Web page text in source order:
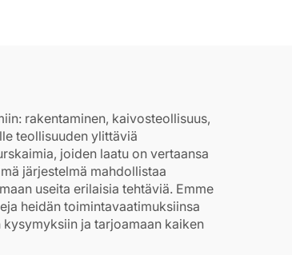
rakentaminen, kaivosteollisuus,
teollisuuden ylittäviä
joiden laatu on vertaansa
järjestelmä mahdollistaa
useita erilaisia tehtäviä. Emme
heidän toimintavaatimuksiinsa
ja tarjoamaan kaiken